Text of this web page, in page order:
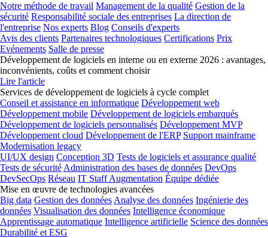
Notre méthode de travail Management de la qualité Gestion de la
sécurité Responsabilité sociale des entreprises La direction de
l'entreprise Nos experts Blog Conseils d'experts
Avis des clients Partenaires technologiques Certifications Prix
Evénements Salle de presse
Développement de logiciels en interne ou en externe 2026 : avantages,
inconvénients, coûts et comment choisir
Lire l'article
Services de développement de logiciels à cycle complet
Conseil et assistance en informatique Développement web
Développement mobile Développement de logiciels embarqués
Développement de logiciels personnalisés Développement MVP
Développement cloud Développement de l'ERP Support mainframe
Modernisation legacy
UI/UX design Conception 3D Tests de logiciels et assurance qualité
Tests de sécurité Administration des bases de données DevOps
DevSecOps Réseau IT Staff Augmentation Équipe dédiée
Mise en œuvre de technologies avancées
Big data Gestion des données Analyse des données Ingénierie des
données Visualisation des données Intelligence économique
Apprentissage automatique Intelligence artificielle Science des données
Durabilité et ESG